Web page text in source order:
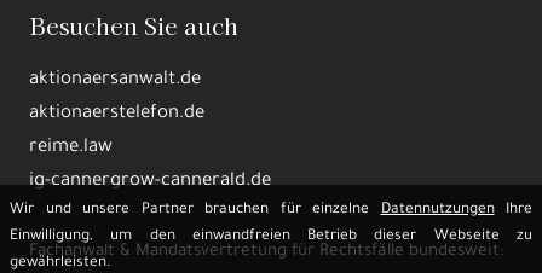
Besuchen Sie auch
aktionaersanwalt.de
aktionaerstelefon.de
reime.law
ig-cannergrow-cannerald.de
Fachanwalt & Mandatsvertretung für Rechtsfälle bundesweit:
Wir und unsere Partner brauchen für einzelneDatennutzungenIhre
Einwilligung, um den einwandfreien Betrieb dieser Webseite zu
gewährleisten.